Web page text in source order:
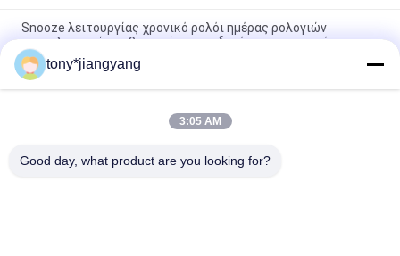
Snooze λειτουργίας χρονικό ρολόι ημέρας ρολογιών
ημερολογιακών καθιστικών των οδηγήσεων ψηφιακό
256MB ψηφιακό ρολόι με την ημερομηνία και τη θερμοκρασία
με» την επίδειξη μεγάλης οθόνης 8
Αρρενωπό βίντεο στο φάκελλο ψηφιακή υπηρεσία ODM
tony*jiangyang
3:05 AM
Good day, what product are you looking for?